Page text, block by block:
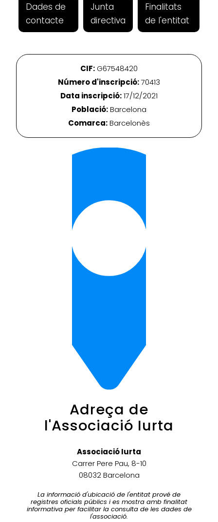
Dades de
contacte
Junta
directiva
Finalitats
de l'entitat
CIF: G67548420
Número d'inscripció:70413
Data inscripció:17/12/2021
Població:Barcelona
Comarca:Barcelonès
Adreça de
l'Associació Iurta
Associació Iurta
Carrer Pere Pau, 8-10
08032 Barcelona
La informació d'ubicació de l'entitat prové de
registres oficials públics i es mostra amb finalitat
informativa per facilitar la consulta de les dades de
l'associació.